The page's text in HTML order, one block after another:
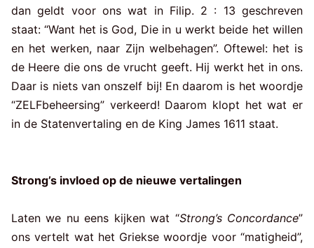
dan geldt voor ons wat in Filip. 2 : 13 geschreven
staat: “Want het is God, Die in u werkt beide het willen
en het werken, naar Zijn welbehagen”. Oftewel: het is
de Heere die ons de vrucht geeft. Hij werkt het in ons.
Daar is niets van onszelf bij! En daarom is het woordje
“ZELFbeheersing” verkeerd! Daarom klopt het wat er
in de Statenvertaling en de King James 1611 staat.
Strong’s invloed op de nieuwe vertalingen
Laten we nu eens kijken wat “Strong’s Concordance”
ons vertelt wat het Griekse woordje voor “matigheid”,